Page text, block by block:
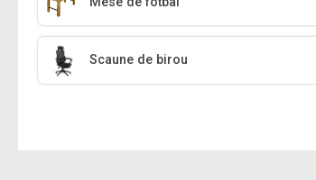
Scaune de birou